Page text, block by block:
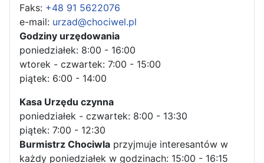
Faks: +48 91 5622076
e-mail: urzad@chociwel.pl
Godziny urzędowania
poniedziałek: 8:00 - 16:00
wtorek - czwartek: 7:00 - 15:00
piątek: 6:00 - 14:00
Kasa Urzędu czynna
poniedziałek - czwartek: 8:00 - 13:30
piątek: 7:00 - 12:30
Burmistrz Chociwla przyjmuje interesantów w
każdy poniedziałek w godzinach: 15:00 - 16:15